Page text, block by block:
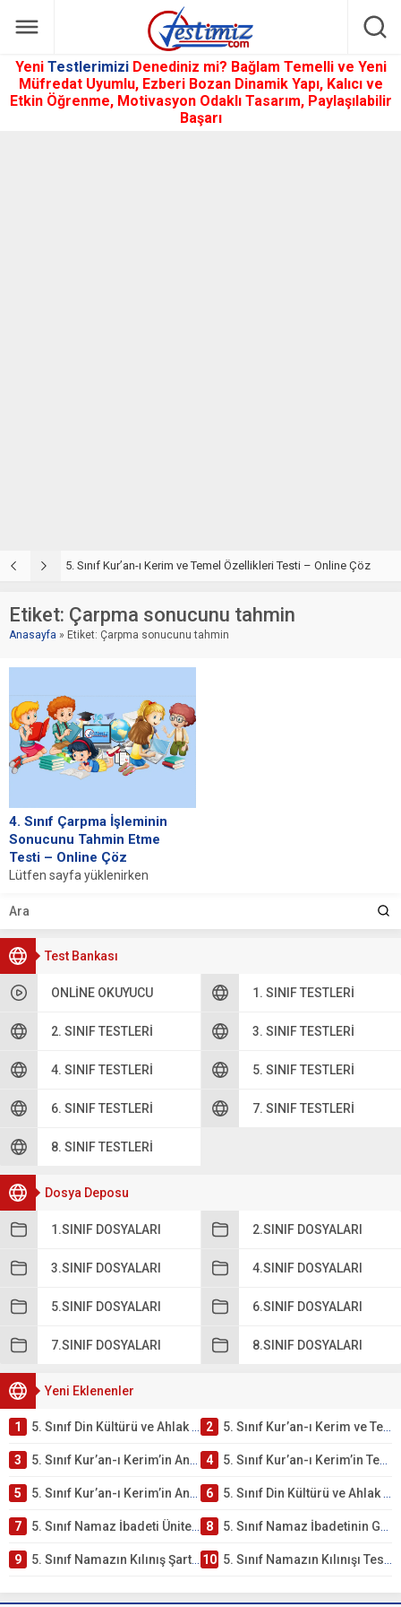
Yeni Testlerimizi Denediniz mi? Bağlam Temelli ve Yeni
Müfredat Uyumlu, Ezberi Bozan Dinamik Yapı, Kalıcı ve
Etkin Öğrenme, Motivasyon Odaklı Tasarım, Paylaşılabilir
Başarı
5. Sınıf Kur’an-ı Kerim ve Temel Özellikleri Testi – Online Çöz
Test Bankası
ONLINE OKUYUCU 1. SINIF TESTLERI
2. SINIF TESTLERI 3. SINIF TESTLERI
4. SINIF TESTLERI 5. SINIF TESTLERI
6. SINIF TESTLERI 7. SINIF TESTLERI
8. SINIF TESTLERI
Dosya Deposu
1.SINIF DOSYALARI 2.SINIF DOSYALARI
3.SINIF DOSYALARI 4.SINIF DOSYALARI
5.SINIF DOSYALARI 6.SINIF DOSYALARI
7.SINIF DOSYALARI 8.SINIF DOSYALARI
Yeni Eklenenler
1 5. Sınıf Din Kültürü ve Ahlak Bilgisi 2. Ünite: Kur’an-ı Kerim Çalışmaları 2 5. Sınıf Kur’an-ı Kerim ve Temel Özellikleri Testi – Online Çöz
3 5. Sınıf Kur’an-ı Kerim’in Ana Konuları Testi – Online Çöz 4 5. Sınıf Kur’an-ı Kerim’in Temel Özellikleri ve Önemi Testi – Online Çöz
5 5. Sınıf Kur’an-ı Kerim’in Anlamı ve Önemi Testi – Online Çöz 6 5. Sınıf Din Kültürü ve Ahlak Bilgisi 2. Ünite: Namaz İbadeti Çalışmaları
7 5. Sınıf Namaz İbadeti Ünite Testi – Online Çöz 8 5. Sınıf Namaz İbadetinin Getirdiği Faydalar Testi
9 5. Sınıf Namazın Kılınış Şartları Testi 10 5. Sınıf Namazın Kılınışı Testi – Online Çöz
Etiket: Çarpma sonucunu tahmin
Anasayfa » Etiket: Çarpma sonucunu tahmin
4. Sınıf Çarpma İşleminin
Sonucunu Tahmin Etme
Testi – Online Çöz
Lütfen sayfa yüklenirken
javascript desteğinin etkin
olduğundan emin olunuz. Eğer
sayfa yüklenmediyse buraya...